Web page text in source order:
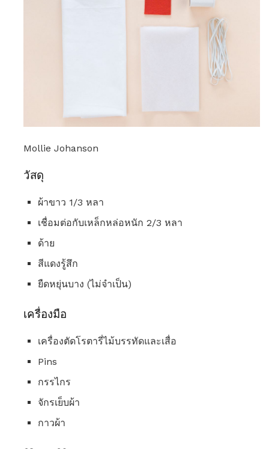
Mollie Johanson
วัสดุ
ผ้าขาว 1/3 หลา
เชื่อมต่อกับเหล็กหล่อหนัก 2/3 หลา
ด้าย
สีแดงรู้สึก
ยืดหยุ่นบาง (ไม่จำเป็น)
เครื่องมือ
เครื่องตัดโรตารี่ไม้บรรทัดและเสื่อ
Pins
กรรไกร
จักรเย็บผ้า
กาวผ้า